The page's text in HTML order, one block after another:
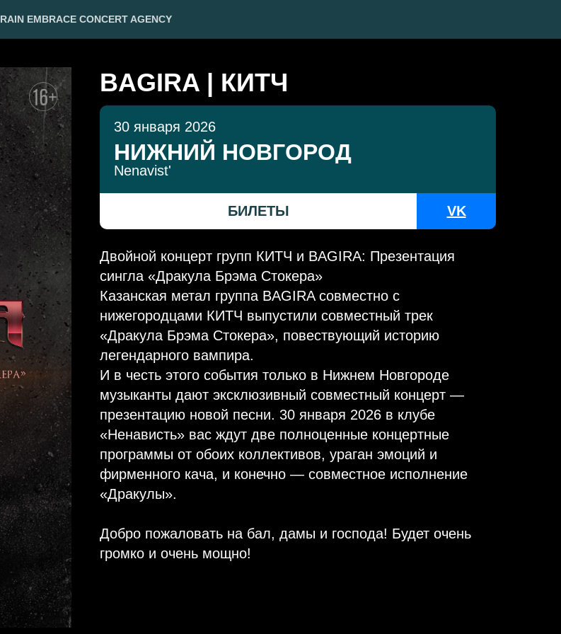
RAIN EMBRACE CONCERT AGENCY
BAGIRA | КИТЧ
30 января 2026
НИЖНИЙ НОВГОРОД
Nenavist'
БИЛЕТЫ VK
Двойной концерт групп КИТЧ и BAGIRA: Презентация
сингла «Дракула Брэма Стокера»
Казанская метал группа BAGIRA совместно с
нижегородцами КИТЧ выпустили совместный трек
«Дракула Брэма Стокера», повествующий историю
легендарного вампира.
И в честь этого события только в Нижнем Новгороде
музыканты дают эксклюзивный совместный концерт —
презентацию новой песни. 30 января 2026 в клубе
«Ненависть» вас ждут две полноценные концертные
программы от обоих коллективов, ураган эмоций и
фирменного кача, и конечно — совместное исполнение
«Дракулы».
Добро пожаловать на бал, дамы и господа! Будет очень
громко и очень мощно!